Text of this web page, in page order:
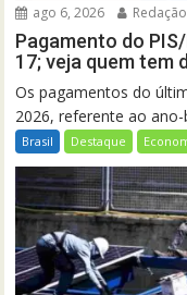
ago 6, 2026 Redação
Pagamento do
17; veja quem tem
Os pagamentos do
2026, referente ao
Brasil Destaque